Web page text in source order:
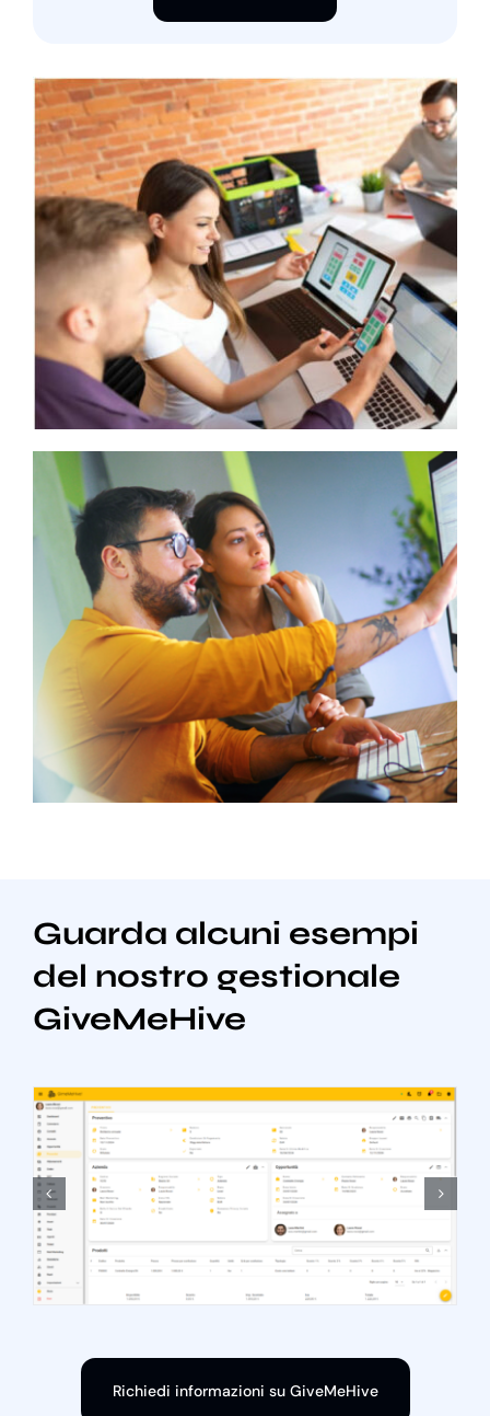
Guarda alcuni esempi
del nostro gestionale
GiveMeHive
Richiedi informazioni su GiveMeHive